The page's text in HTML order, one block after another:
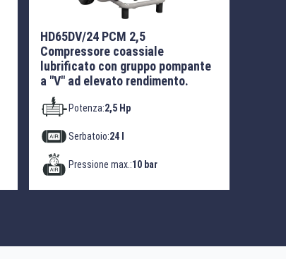
HD65DV/24 PCM 2,5
Compressore coassiale
lubrificato con gruppo pompante
a "V" ad elevato rendimento.
Potenza:2,5 Hp
Serbatoio:24 l
Pressione max.:10 bar